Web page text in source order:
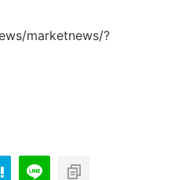
marketnews/?